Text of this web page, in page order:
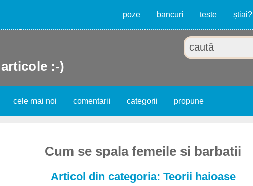
poze bancuri teste știai?
articole :-)
cele mai noi comentarii categorii propune
Cum se spala femeile si barbatii
Articol din categoria: Teorii haioase